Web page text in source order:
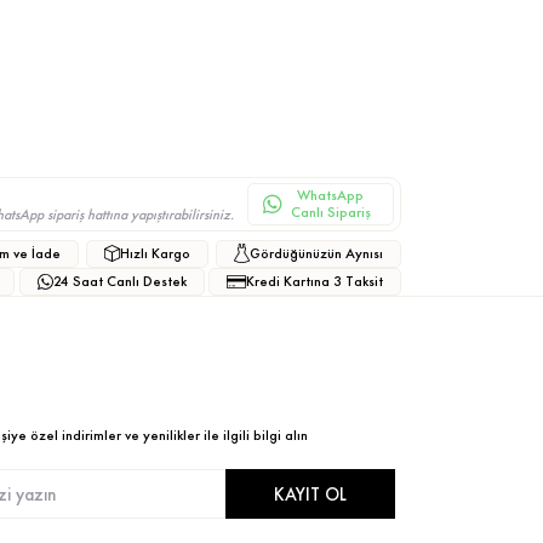
sipariş hattına yapıştırabilirsiniz.
WhatsApp
Canlı Sipariş
ve İade Hızlı Kargo
Gördüğünüzün Aynısı
24 Saat Canlı Destek
Kredi Kartına 3 Taksit
özel indirimler ve yenilikler ile ilgili bilgi alın
KAYIT OL